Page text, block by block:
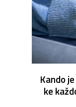
Kando
ke